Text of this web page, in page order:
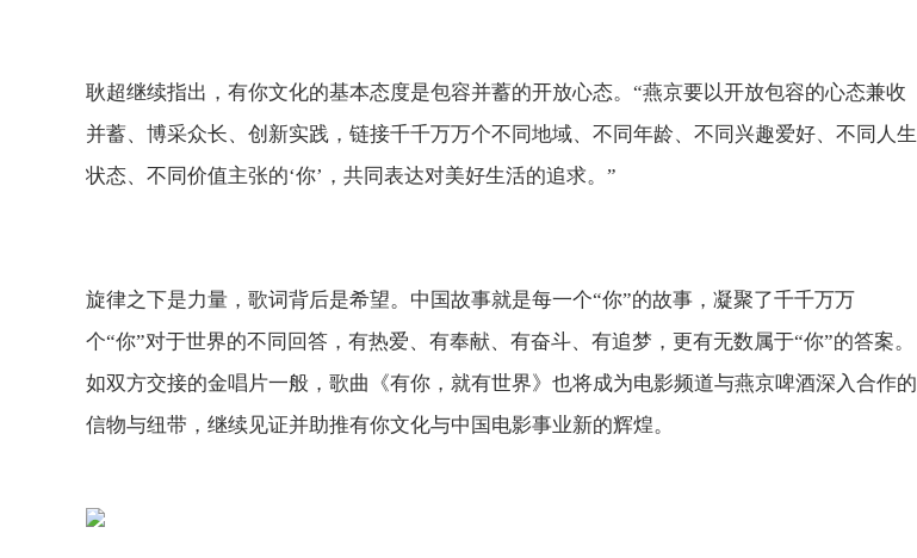
耿超继续指出，有你文化的基本态度是包容并蓄的开放心态。“燕京要以开放包容的心态兼收
并蓄、博采众长、创新实践，链接千千万万个不同地域、不同年龄、不同兴趣爱好、不同人生
状态、不同价值主张的‘你’，共同表达对美好生活的追求。”
旋律之下是力量，歌词背后是希望。中国故事就是每一个“你”的故事，凝聚了千千万万
个“你”对于世界的不同回答，有热爱、有奉献、有奋斗、有追梦，更有无数属于“你”的答案。
如双方交接的金唱片一般，歌曲《有你，就有世界》也将成为电影频道与燕京啤酒深入合作的
信物与纽带，继续见证并助推有你文化与中国电影事业新的辉煌。